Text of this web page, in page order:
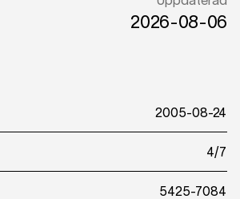
2026-08-06
2005-08-24
4/7
5425-7084